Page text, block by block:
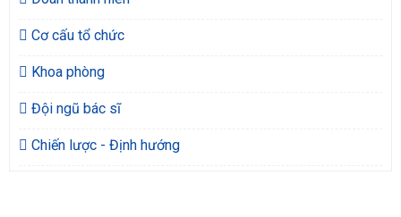
Cơ cấu tổ chức
Khoa phòng
Đội ngũ bác sĩ
Chiến lược - Định hướng